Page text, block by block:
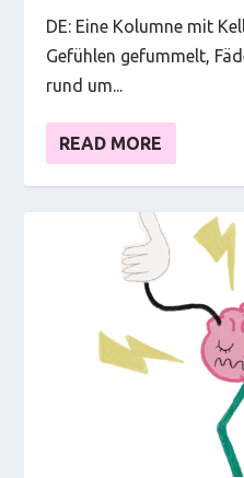
DE: Eine Kolumne mit
Gefühlen gefummelt,
rund um...
READ MORE